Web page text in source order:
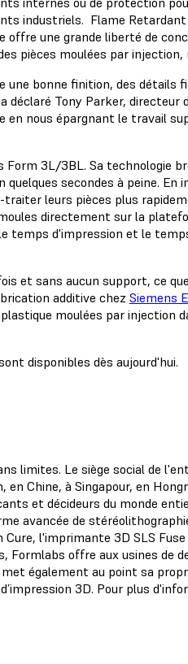
industriels. Flame
une grande liberté de
pièces moulées par injection,
bonne finition, des
Tony Parker, directeur
en nous épargnant le travail
3L/3BL. Sa technologie
secondes à peine.
leurs pièces plus
directement sur la
temps d'impression et le
et sans aucun support, ce
additive chez Siemens
moulées par injection
disponibles dès aujourd'hui.
limites. Le siège social de
Chine, à Singapour, en
et décideurs du monde
avancée de
l'imprimante 3D SLS
offre aux usines de
également au point sa
3D. Pour plus